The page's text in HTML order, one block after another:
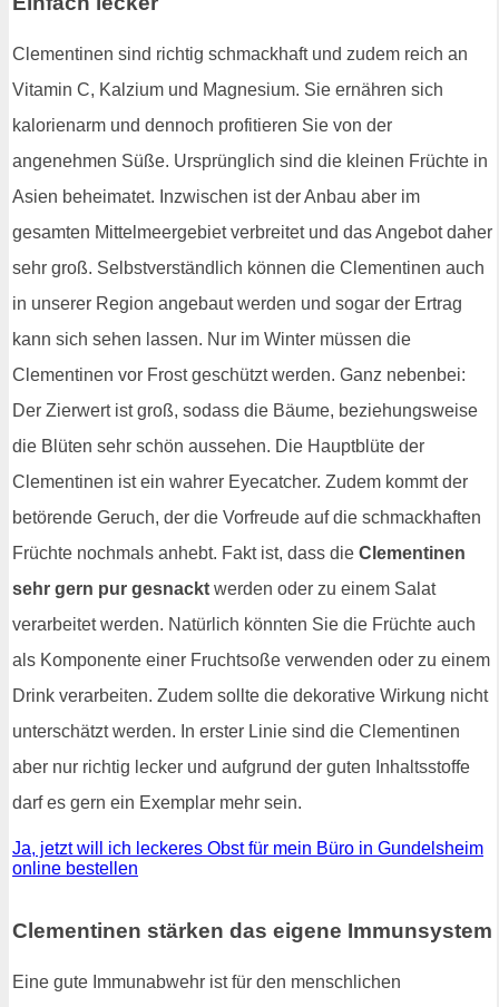
Clementinen sind richtig schmackhaft und zudem reich an
Vitamin C, Kalzium und Magnesium. Sie ernähren sich
kalorienarm und dennoch profitieren Sie von der
angenehmen Süße. Ursprünglich sind die kleinen Früchte in
Asien beheimatet. Inzwischen ist der Anbau aber im
gesamten Mittelmeergebiet verbreitet und das Angebot daher
sehr groß. Selbstverständlich können die Clementinen auch
in unserer Region angebaut werden und sogar der Ertrag
kann sich sehen lassen. Nur im Winter müssen die
Clementinen vor Frost geschützt werden. Ganz nebenbei:
Der Zierwert ist groß, sodass die Bäume, beziehungsweise
die Blüten sehr schön aussehen. Die Hauptblüte der
Clementinen ist ein wahrer Eyecatcher. Zudem kommt der
betörende Geruch, der die Vorfreude auf die schmackhaften
Früchte nochmals anhebt. Fakt ist, dass die Clementinen
sehr gern pur gesnackt werden oder zu einem Salat
verarbeitet werden. Natürlich könnten Sie die Früchte auch
als Komponente einer Fruchtsoße verwenden oder zu einem
Drink verarbeiten. Zudem sollte die dekorative Wirkung nicht
unterschätzt werden. In erster Linie sind die Clementinen
aber nur richtig lecker und aufgrund der guten Inhaltsstoffe
darf es gern ein Exemplar mehr sein.
Ja, jetzt will ich leckeres Obst für mein Büro in Gundelsheim
online bestellen
Clementinen stärken das eigene Immunsystem
Eine gute Immunabwehr ist für den menschlichen